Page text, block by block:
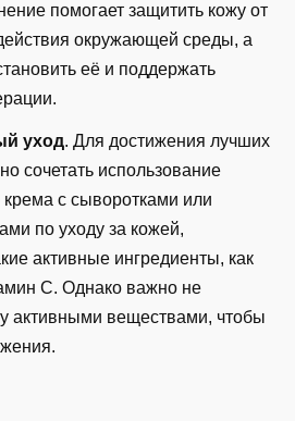
помогает защитить кожу от
окружающей среды, а
её и поддержать
уход. Для достижения лучших
сочетать использование
крема с сыворотками или
по уходу за кожей,
активные ингредиенты, как
C. Однако важно не
активными веществами, чтобы